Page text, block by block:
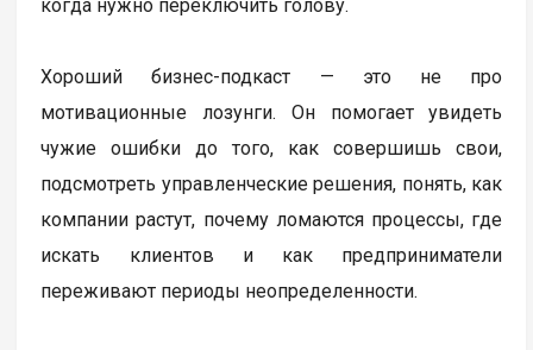
когда нужно переключить голову.
Хороший бизнес-подкаст — это не про
мотивационные лозунги. Он помогает увидеть
чужие ошибки до того, как совершишь свои,
подсмотреть управленческие решения, понять, как
компании растут, почему ломаются процессы, где
искать клиентов и как предприниматели
переживают периоды неопределенности.